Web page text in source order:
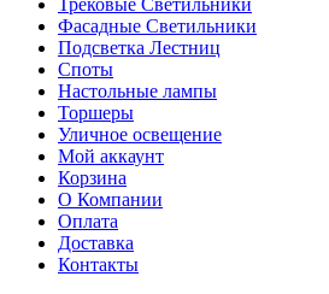
Трековые Светильники
Фасадные Светильники
Подсветка Лестниц
Споты
Настольные лампы
Торшеры
Уличное освещение
Мой аккаунт
Корзина
О Компании
Оплата
Доставка
Контакты